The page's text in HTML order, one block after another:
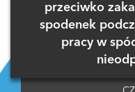
przeciwko
spodenek
pracy w